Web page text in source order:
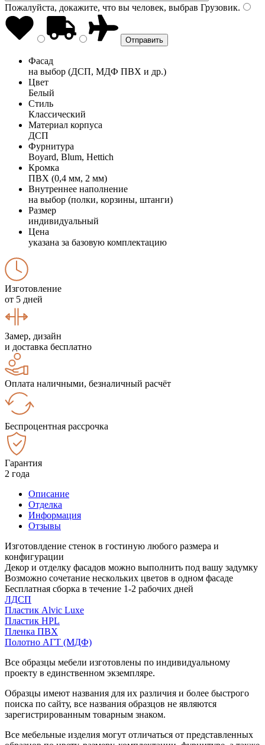
Пожалуйста, докажите, что вы человек, выбрав Грузовик.
Фасад
на выбор (ДСП, МДФ ПВХ и др.)
Цвет
Белый
Стиль
Классический
Материал корпуса
ДСП
Фурнитура
Boyard, Blum, Hettich
Кромка
ПВХ (0,4 мм, 2 мм)
Внутреннее наполнение
на выбор (полки, корзины, штанги)
Размер
индивидуальный
Цена
указана за базовую комплектацию
Изготовление
от 5 дней
Замер, дизайн
и доставка бесплатно
Оплата наличными, безналичный расчёт
Беспроцентная рассрочка
Гарантия
2 года
Описание
Отделка
Информация
Отзывы
Изготовлдение стенок в гостиную любого размера и
конфигурации
Декор и отделку фасадов можно выполнить под вашу задумку
Возможно сочетание нескольких цветов в одном фасаде
Бесплатная сборка в течение 1-2 рабочих дней
ЛДСП
Пластик Alvic Luxe
Пластик HPL
Пленка ПВХ
Полотно АГТ (МДФ)
Все образцы мебели изготовлены по индивидуальному
проекту в единственном экземпляре.
Образцы имеют названия для их различия и более быстрого
поиска по сайту, все названия образцов не являются
зарегистрированным товарным знаком.
Все мебельные изделия могут отличаться от представленных